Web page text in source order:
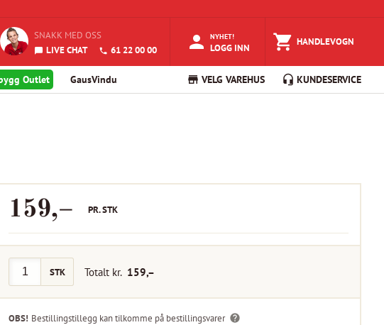
SNAKK MED OSS
LIVE CHAT
61 22 00 00
NYHET!
LOGG INN HANDLEVOGN
Outlet GausVindu VELG VAREHUS KUNDESERVICE
159,– PR.STK
STK Totalt kr. 159,–
OBS! Bestillingstillegg kan tilkomme på bestillingsvarer